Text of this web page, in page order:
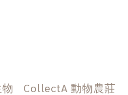
CollectA 動物農莊